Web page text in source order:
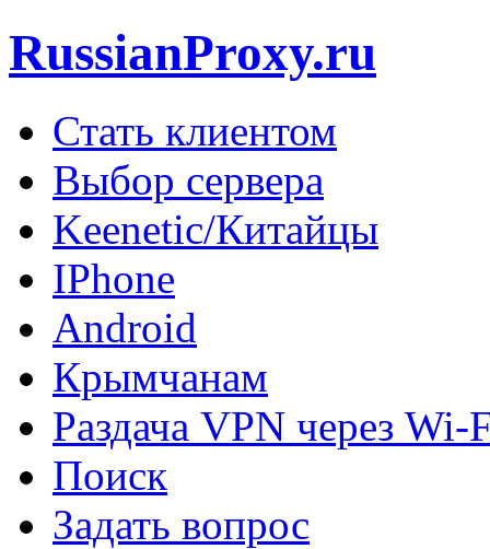
RussianProxy.ru
Стать клиентом
Выбор сервера
Keenetic/Китайцы
IPhone
Android
Крымчанам
Раздача VPN через Wi-
Поиск
Задать вопрос